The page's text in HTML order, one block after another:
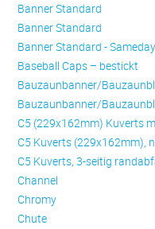
Banner Standard
Banner Standard
Banner Standard - Sameday
Baseball Caps – bestickt
Bauzaunbanner/
Bauzaunbanner/
C5 (229x162mm) Kuverts
C5 Kuverts (229x162mm),
C5 Kuverts, 3-seitig
Channel
Chromy
Chute